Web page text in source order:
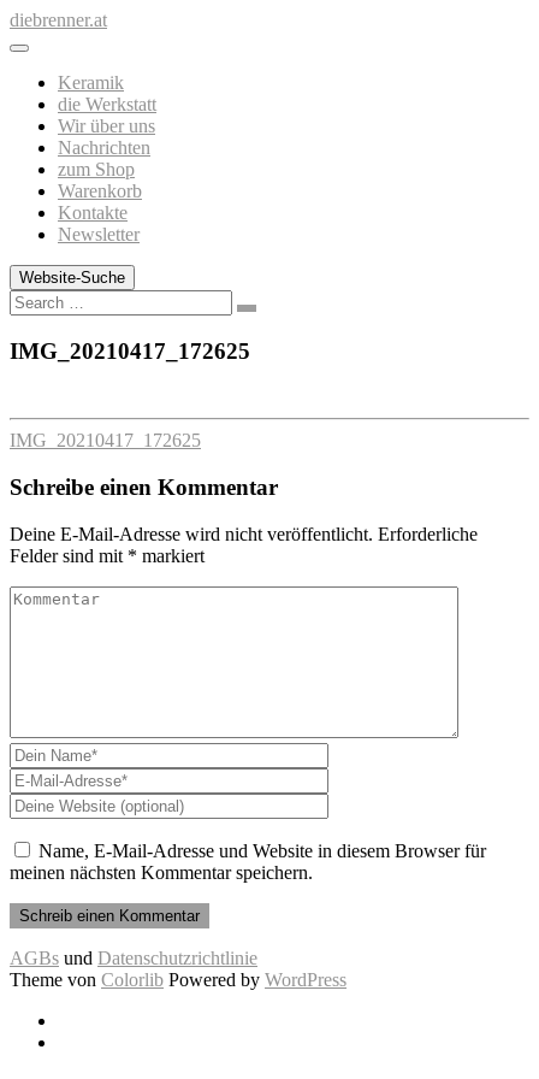
Zum
Inhalt
diebrenner.at
Keramik
die Werkstatt
Wir über uns
Nachrichten
zum Shop
Warenkorb
Kontakte
Newsletter
Website-Suche
Search
IMG_20210417_172625
IMG_20210417_172625
Schreibe einen Kommentar
Deine E-Mail-Adresse wird nicht veröffentlicht. Erforderliche
Felder sind mit * markiert
Name, E-Mail-Adresse und Website in diesem Browser für
meinen nächsten Kommentar speichern.
AGBs und Datenschutzrichtlinie
Theme von Colorlib Powered by WordPress